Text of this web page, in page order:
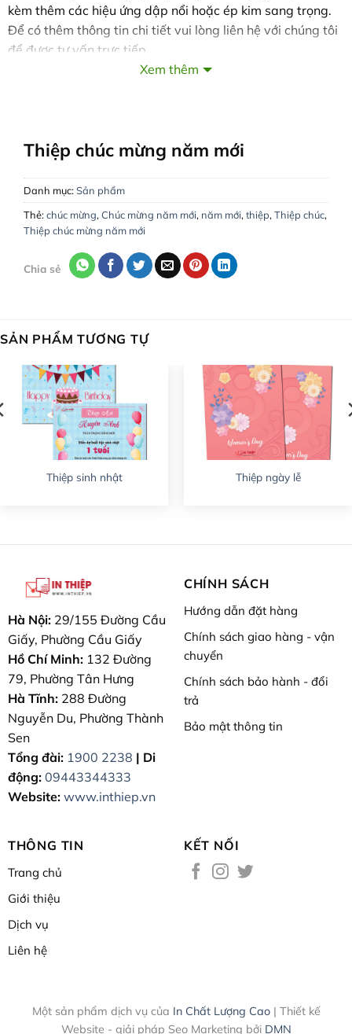
kèm thêm các hiệu ứng dập nổi hoặc ép kim sang trọng.
Để có thêm thông tin chi tiết vui lòng liên hệ với chúng tôi
để được tư vấn trực tiếp.
Hồ Chí Minh:132 Đường 79, Phường Tân Quy, Quận 7
Hà Tĩnh: 288 Nguyễn Du, Phường Bắc Hà, TP. Hà Tĩnh
Tổng đài:
1900 2238
Website : www.inthiep.vn
Giao hàng, thu tiền tận nơi trong toàn quốc!
Xem thêm
Thiệp chúc mừng năm mới
Danh mục:Sản phẩm
Thẻ:chúc mừng, Chúc mừng năm mới, năm mới, thiệp, Thiệp chúc,
Thiệp chúc mừng năm mới
Chia sẻ
SẢN PHẨM TƯƠNG TỰ
Thiệp sinh nhật Thiệp ngày lễ
Hà Nội: 29/155 Đường Cầu
Giấy, Phường Cầu Giấy
Hồ Chí Minh:132 Đường
79, Phường Tân Hưng
Hà Tĩnh:288 Đường
Nguyễn Du, Phường Thành
Sen
Tổng đài: 1900 2238 | Di
động: 09443344333
Website: www.inthiep.vn
CHÍNH SÁCH
Hướng dẫn đặt hàng
Chính sách giao hàng - vận
chuyển
Chính sách bảo hành - đổi
trả
Bảo mật thông tin
THÔNG TIN
Trang chủ
Giới thiệu
Dịch vụ
Liên hệ
KẾT NỐI
Một sản phẩm dịch vụ của In Chất Lượng Cao| Thiết kế
Website - giải pháp Seo Marketing bởi DMN